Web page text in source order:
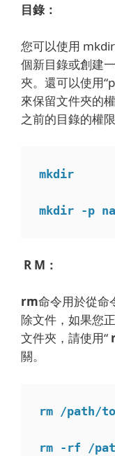
目錄：
您可以使用
個新目錄或創建
夾。 還可以使用
來保留文件夾的
之前的目錄的權限
mkdir
mkdir -p
R M：
rm命令用於從命
除文件，如果您
文件夾，請使用“
關。
rm -rf /